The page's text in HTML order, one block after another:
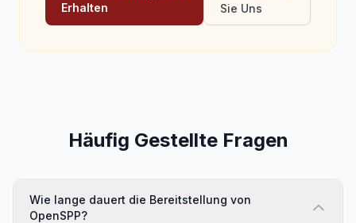
Erhalten
Sie Uns
Häufig Gestellte Fragen
Wie lange dauert die Bereitstellung von
OpenSPP?